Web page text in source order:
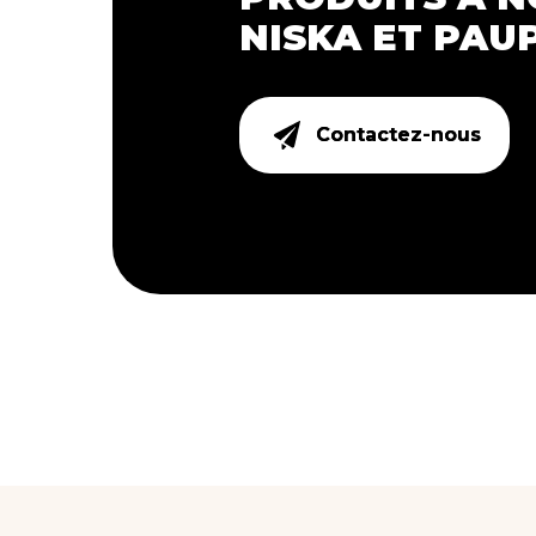
NISKA ET
Contactez-nous
Contactez-nous